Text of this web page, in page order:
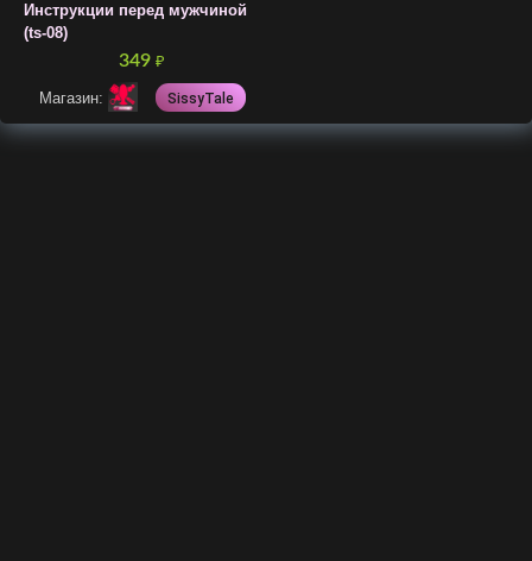
Инструкции перед мужчиной
(ts-08)
349 ₽
Магазин: SissyTale